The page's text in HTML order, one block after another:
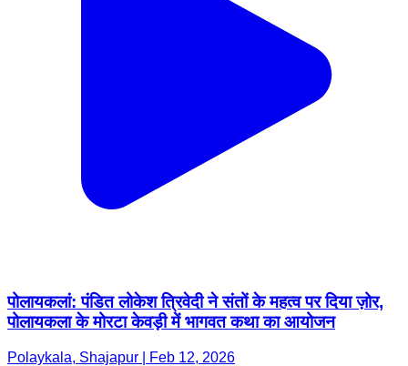
पोलायकलां: पंडित लोकेश त्रिवेदी ने संतों के महत्व पर दिया ज़ोर,
पोलायकला के मोरटा केवड़ी में भागवत कथा का आयोजन
Polaykala, Shajapur | Feb 12, 2026